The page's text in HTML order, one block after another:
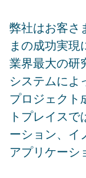
弊社はお客さ
まの成功実現
業界最大の研
システムによ
プロジェクト
トプレイス
ーション、イ
アプリケーシ